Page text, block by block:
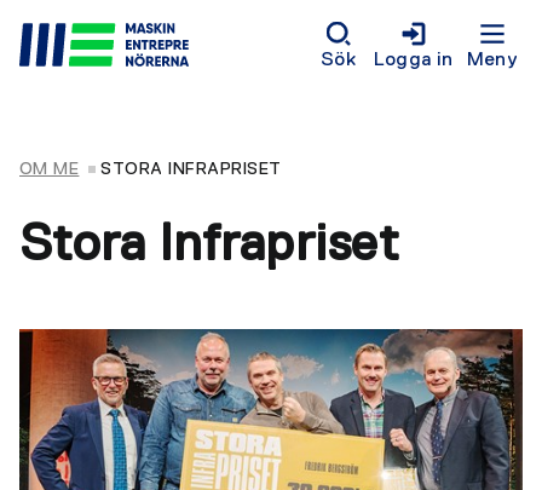
Sök Logga in Meny
OM ME STORA INFRAPRISET
Stora Infrapriset